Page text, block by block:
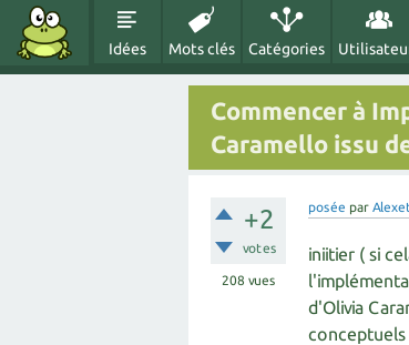
Idées Mots clés Catégories
Commencer à
Caramello issu
+2
votes
208 vues
posée par
iniitier ( si
d'Olivia
conceptuels